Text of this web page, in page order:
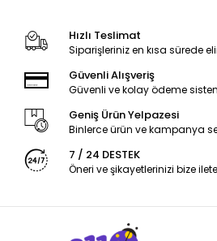
Hızlı Teslimat
Siparişleriniz en kısa sürede
Güvenli Alışveriş
Güvenli ve kolay ödeme
Geniş Ürün Yelpazesi
Binlerce ürün ve kampanya
7 / 24 DESTEK
Öneri ve şikayetlerinizi bize